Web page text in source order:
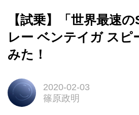
【試乗】「世界最速
レー ベンテイガ スピ
みた！
2020-02-03
篠原政明